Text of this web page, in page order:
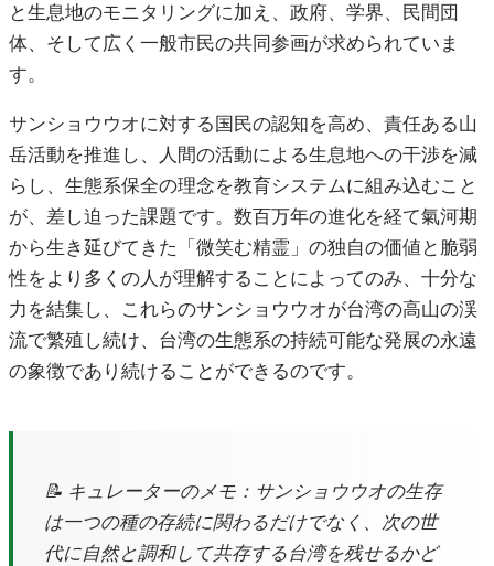
と生息地のモニタリングに加え、政府、学界、民間団
体、そして広く一般市民の共同参画が求められていま
す。
サンショウウオに対する国民の認知を高め、責任ある山
岳活動を推進し、人間の活動による生息地への干渉を減
らし、生態系保全の理念を教育システムに組み込むこと
が、差し迫った課題です。数百万年の進化を経て氣河期
から生き延びてきた「微笑む精霊」の独自の価値と脆弱
性をより多くの人が理解することによってのみ、十分な
力を結集し、これらのサンショウウオが台湾の高山の渓
流で繁殖し続け、台湾の生態系の持続可能な発展の永遠
の象徴であり続けることができるのです。
📝 キュレーターのメモ：サンショウウオの生存
は一つの種の存続に関わるだけでなく、次の世
代に自然と調和して共存する台湾を残せるかど